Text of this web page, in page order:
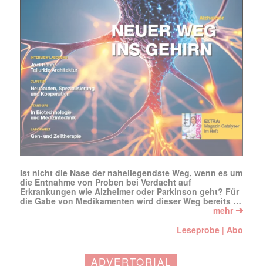
Mit dem |transkript-Newsletter
jede Woche aktuell informiert.
E-
Mail
(erforderlich)
Ist nicht die Nase der naheliegendste Weg, wenn es um
die Entnahme von Proben bei Verdacht auf
Erkrankungen wie Alzheimer oder Parkinson geht? Für
die Gabe von Medikamenten wird dieser Weg bereits …
mehr ➔
Leseprobe |Abo
ADVERTORIAL